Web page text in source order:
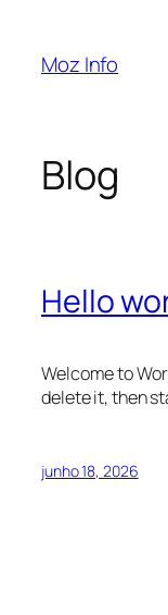
Moz Info
Blog
Hello
Welcome to
delete it, then
junho 18, 2026